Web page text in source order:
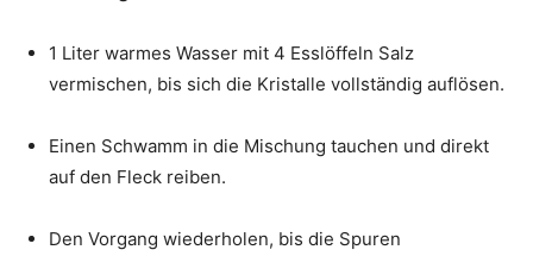
1 Liter warmes Wasser mit 4 Esslöffeln Salz
vermischen, bis sich die Kristalle vollständig auflösen.
Einen Schwamm in die Mischung tauchen und direkt
auf den Fleck reiben.
Den Vorgang wiederholen, bis die Spuren